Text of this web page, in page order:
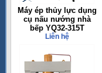
Máy ép thủy lực dụng
cụ nấu nướng nhà
bếp YQ32-315T
Liên hệ